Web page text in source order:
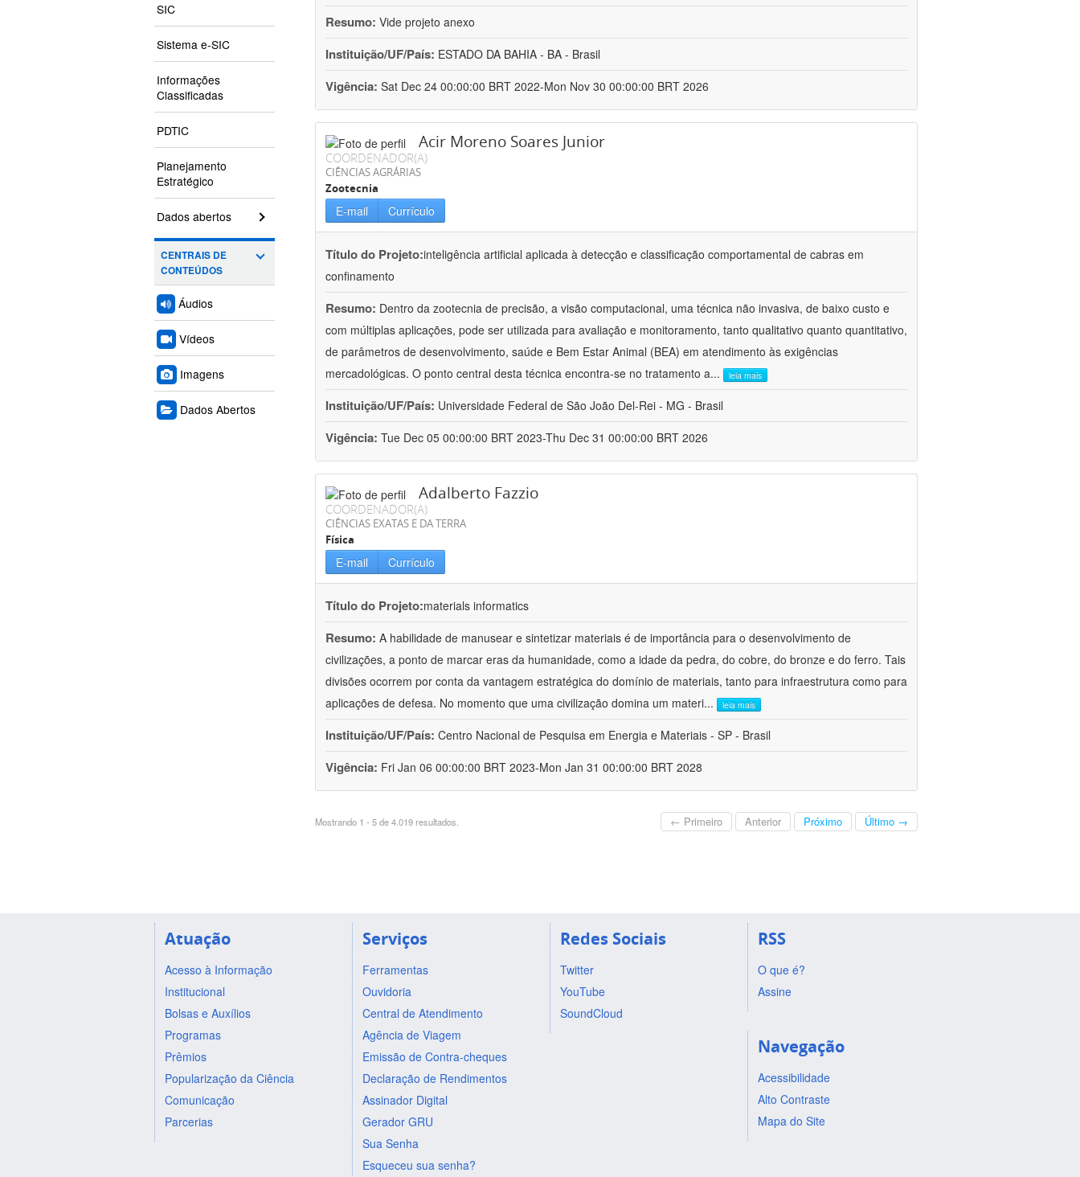
SIC
Sistema e-SIC
Informações
Classificadas
PDTIC
Planejamento
Estratégico
Dados abertos
CENTRAIS DE
CONTEÚDOS
Áudios
Vídeos
Imagens
Dados Abertos
Resumo: Vide projeto anexo
Instituição/UF/País: ESTADO DA BAHIA - BA - Brasil
Vigência: Sat Dec 24 00:00:00 BRT 2022-Mon Nov 30 00:00:00 BRT 2026
Acir Moreno Soares Junior
COORDENADOR(A)
CIÊNCIAS AGRÁRIAS
Zootecnia
E-mail Currículo
Título do Projeto:inteligência artificial aplicada à detecção e classificação comportamental de cabras em
confinamento
Resumo: Dentro da zootecnia de precisão, a visão computacional, uma técnica não invasiva, de baixo custo e
com múltiplas aplicações, pode ser utilizada para avaliação e monitoramento, tanto qualitativo quanto quantitativo,
de parâmetros de desenvolvimento, saúde e Bem Estar Animal (BEA) em atendimento às exigências
mercadológicas. O ponto central desta técnica encontra-se no tratamento a... leia mais
Instituição/UF/País: Universidade Federal de São João Del-Rei - MG - Brasil
Vigência: Tue Dec 05 00:00:00 BRT 2023-Thu Dec 31 00:00:00 BRT 2026
Adalberto Fazzio
COORDENADOR(A)
CIÊNCIAS EXATAS E DA TERRA
Física
E-mail Currículo
Título do Projeto:materials informatics
Resumo: A habilidade de manusear e sintetizar materiais é de importância para o desenvolvimento de
civilizações, a ponto de marcar eras da humanidade, como a idade da pedra, do cobre, do bronze e do ferro. Tais
divisões ocorrem por conta da vantagem estratégica do domínio de materiais, tanto para infraestrutura como para
aplicações de defesa. No momento que uma civilização domina um materi... leia mais
Instituição/UF/País: Centro Nacional de Pesquisa em Energia e Materiais - SP - Brasil
Vigência: Fri Jan 06 00:00:00 BRT 2023-Mon Jan 31 00:00:00 BRT 2028
Mostrando 1 - 5 de 4.019 resultados. ← Primeiro Anterior Próximo Último →
Atuação
Acesso à Informação
Institucional
Bolsas e Auxílios
Programas
Prêmios
Popularização da Ciência
Comunicação
Parcerias
Serviços
Ferramentas
Ouvidoria
Central de Atendimento
Agência de Viagem
Emissão de Contra-cheques
Declaração de Rendimentos
Assinador Digital
Gerador GRU
Sua Senha
Esqueceu sua senha?
Redes Sociais
Twitter
YouTube
SoundCloud
RSS
O que é?
Assine
Navegação
Acessibilidade
Alto Contraste
Mapa do Site